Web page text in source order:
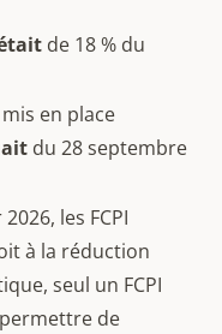
de 18 % du
en place
du 28 septembre
les FCPI
à la réduction
seul un FCPI
de